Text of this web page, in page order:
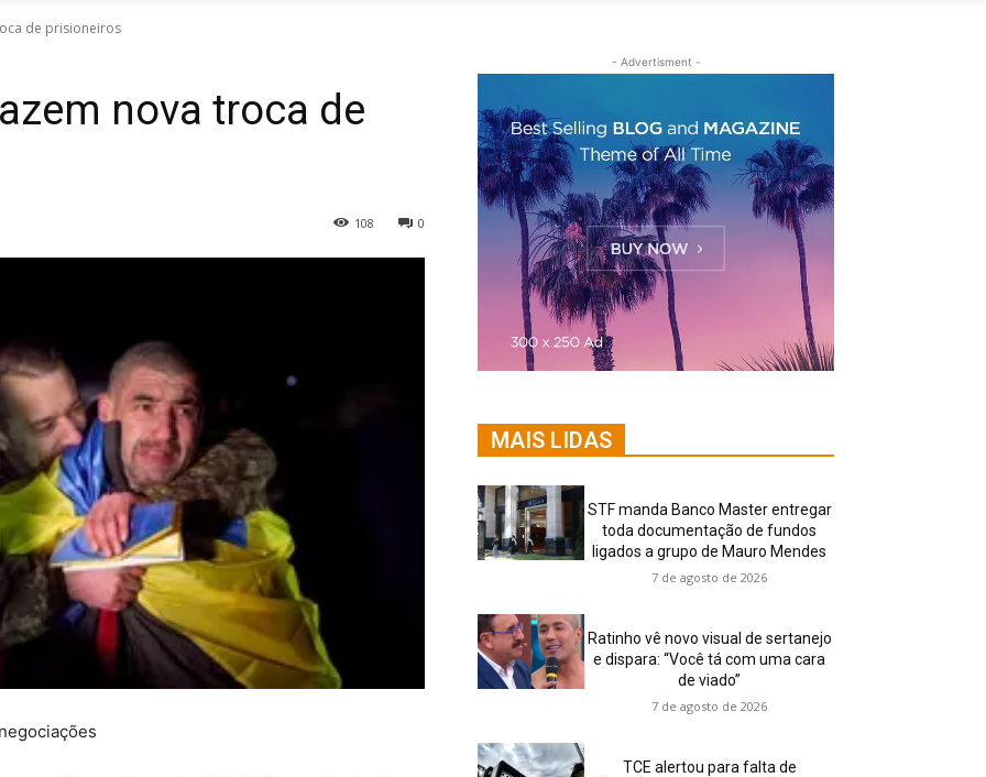
de prisioneiros
nova troca de
0
108
- Advertisment -
MAIS LIDAS
STF manda Banco Master entregar
toda documentação de fundos
ligados a grupo de Mauro Mendes
7 de agosto de 2026
Ratinho vê novo visual de sertanejo
e dispara: “Você tá com uma cara
de viado”
7 de agosto de 2026
TCE alertou para falta de